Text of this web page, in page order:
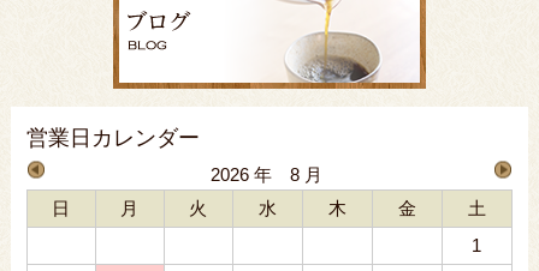
営業日カレンダー
2026 年 8 月
日
月 火 水 木 金
土
1